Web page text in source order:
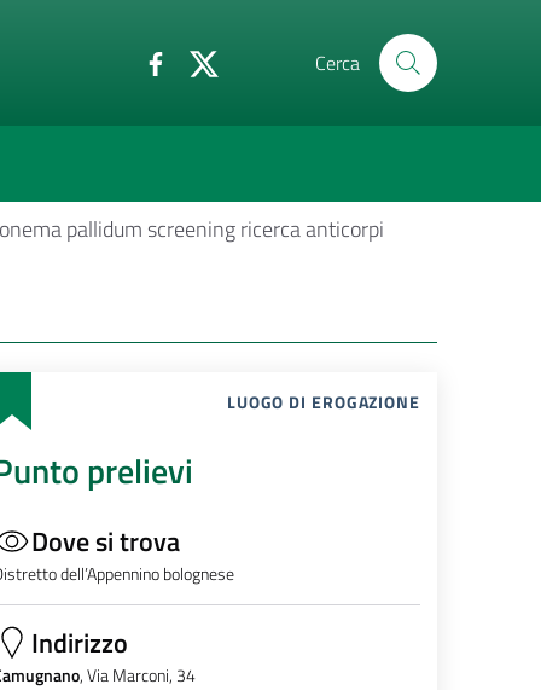
Cerca
pallidum screening ricerca anticorpi
LUOGO DI EROGAZIONE
prelievi
Dove si trova
dell’Appennino bolognese
Indirizzo
, Via Marconi, 34